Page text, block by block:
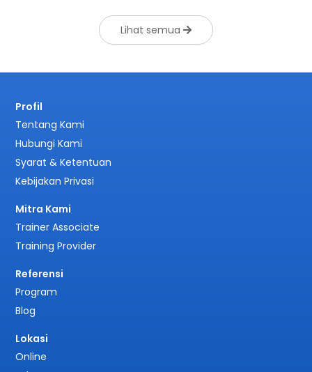
Lihat semua
Profil
Tentang Kami
Hubungi Kami
Syarat & Ketentuan
Kebijakan Privasi
Mitra Kami
Trainer Associate
Training Provider
Referensi
Program
Blog
Lokasi
Online